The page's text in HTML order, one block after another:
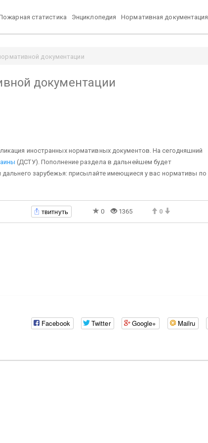
статистика Энциклопедия Нормативная документация
документации
документации
иностранных нормативных документов. На сегодняшний
(ДСТУ). Пополнение раздела в дальнейшем будет
зарубежья: присылайте имеющиеся у вас нормативы по
твитнуть 0 1365 0
Facebook Twitter Google+ Mailru